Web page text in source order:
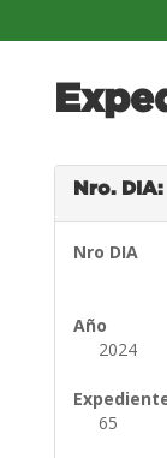
Nro. DIA:
Nro DIA
Año
2024
65